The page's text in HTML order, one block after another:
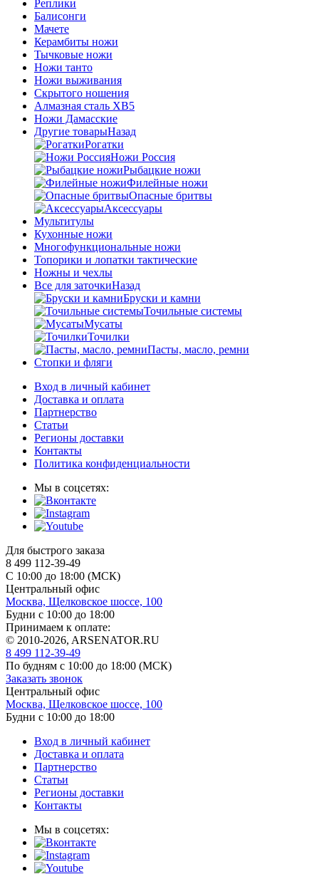
Реплики
Балисонги
Мачете
Керамбиты ножи
Тычковые ножи
Ножи танто
Ножи выживания
Скрытого ношения
Алмазная сталь ХВ5
Ножи Дамасские
Другие товарыНазад
Рогатки
Ножи Россия
Рыбацкие ножи
Филейные ножи
Опасные бритвы
Аксессуары
Мультитулы
Кухонные ножи
Многофункциональные ножи
Топорики и лопатки тактические
Ножны и чехлы
Все для заточкиНазад
Бруски и камни
Точильные системы
Мусаты
Точилки
Пасты, масло, ремни
Стопки и фляги
Вход в личный кабинет
Доставка и оплата
Партнерство
Статьи
Регионы доставки
Контакты
Политика конфиденциальности
Мы в соцсетях:
Для быстрого заказа
8 499 112-39-49
С 10:00 до 18:00 (МСК)
Центральный офис
Москва, Щелковское шоссе, 100
Будни с 10:00 до 18:00
Принимаем к оплате:
© 2010-2026, ARSENATOR.RU
8 499 112-39-49
По будням с 10:00 до 18:00 (МСК)
Заказать звонок
Центральный офис
Москва, Щелковское шоссе, 100
Будни с 10:00 до 18:00
Вход в личный кабинет
Доставка и оплата
Партнерство
Статьи
Регионы доставки
Контакты
Мы в соцсетях: